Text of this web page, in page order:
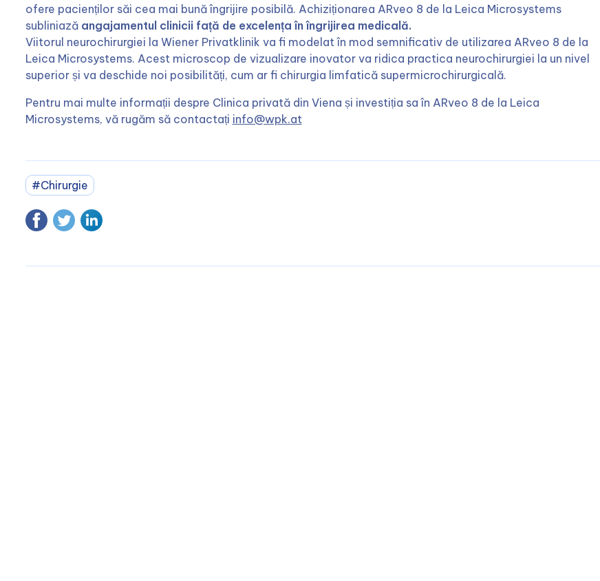
ofere pacienților săi cea mai bună îngrijire posibilă. Achiziționarea ARveo 8 de la Leica Microsystems
subliniază angajamentul clinicii față de excelența în îngrijirea medicală.
Viitorul neurochirurgiei la Wiener Privatklinik va fi modelat în mod semnificativ de utilizarea ARveo 8 de la
Leica Microsystems. Acest microscop de vizualizare inovator va ridica practica neurochirurgiei la un nivel
superior și va deschide noi posibilități, cum ar fi chirurgia limfatică supermicrochirurgicală.
Pentru mai multe informații despre Clinica privată din Viena și investiția sa în ARveo 8 de la Leica
Microsystems, vă rugăm să contactați info@wpk.at
#Chirurgie